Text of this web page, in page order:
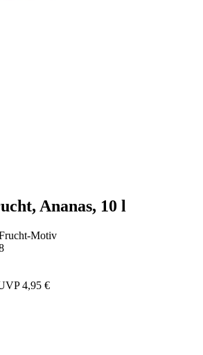
Ananas, 10 l
Motiv
4,95 €